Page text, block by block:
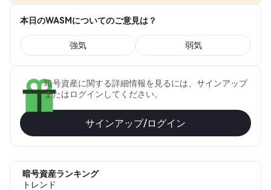
本日のWASMについてのご意見は？
強気 弱気
暗号資産に関する詳細情報を見るには、サインアップ
またはログインしてください。
サインアップ/ログイン
暗号資産ランキング
トレンド